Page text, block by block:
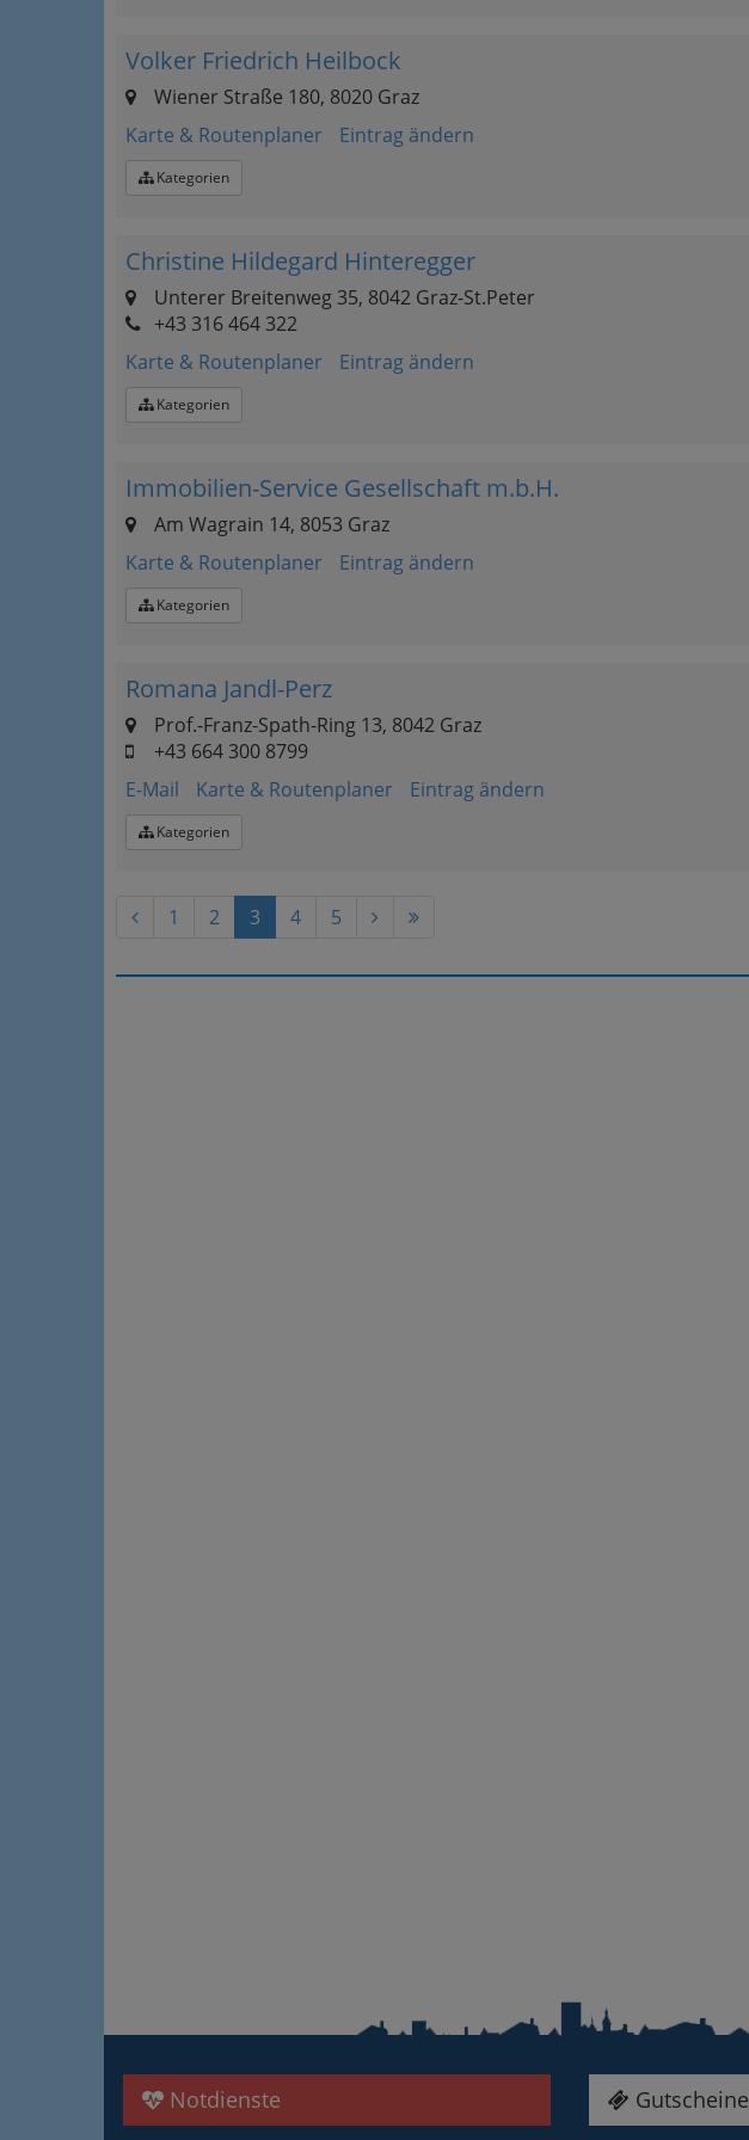
Volker Friedrich Heilbock
Wiener Straße 180, 8020 Graz
Karte & Routenplaner
Eintrag ändern
Kategorien
Christine Hildegard Hinteregger
Unterer Breitenweg 35, 8042 Graz-St.Peter
+43 316 464 322
Karte & Routenplaner
Eintrag ändern
Kategorien
Immobilien-Service Gesellschaft m.b.H.
Am Wagrain 14, 8053 Graz
Karte & Routenplaner
Eintrag ändern
Kategorien
Romana Jandl-Perz
Prof.-Franz-Spath-Ring 13, 8042 Graz
+43 664 300 8799
E-Mail
Karte & Routenplaner Eintrag ändern
Kategorien
1 2 3 4 5
Notdienste Gutscheine